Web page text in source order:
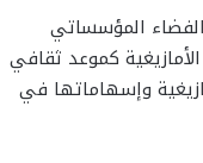
المؤسساتي
الأمازيغية كموعد ثقافي
وإسهاماتها في